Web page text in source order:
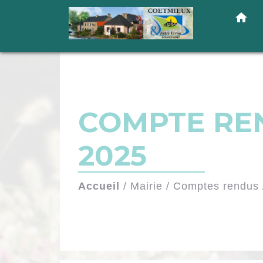
home
COMPTE
2025
Accueil / Mairie / Comptes rendus